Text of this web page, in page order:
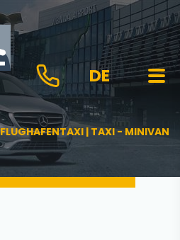
DE
| TAXI - MINIVAN